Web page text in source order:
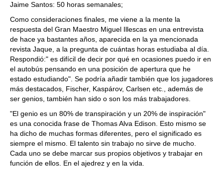
Jaime Santos: 50 horas semanales;
Como consideraciones finales, me viene a la mente la
respuesta del Gran Maestro Miguel Illescas en una entrevista
de hace ya bastantes años, aparecida en la ya mencionada
revista Jaque, a la pregunta de cuántas horas estudiaba al día.
Respondió:" es difícil de decir por qué en ocasiones puedo ir en
el autobús pensando en una posición de apertura que he
estado estudiando". Se podría añadir también que los jugadores
más destacados, Fischer, Kaspárov, Carlsen etc., además de
ser genios, también han sido o son los más trabajadores.
"El genio es un 80% de transpiración y un 20% de inspiración"
es una conocida frase de Thomas Alva Edison. Esto mismo se
ha dicho de muchas formas diferentes, pero el significado es
siempre el mismo. El talento sin trabajo no sirve de mucho.
Cada uno se debe marcar sus propios objetivos y trabajar en
función de ellos. En el ajedrez y en la vida.